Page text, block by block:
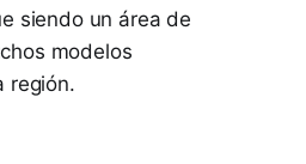
siendo un área de
modelos
región.